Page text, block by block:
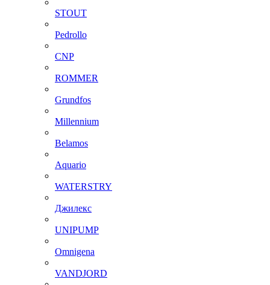
STOUT
Pedrollo
CNP
ROMMER
Grundfos
Millennium
Belamos
Aquario
WATERSTRY
Джилекс
UNIPUMP
Omnigena
VANDJORD